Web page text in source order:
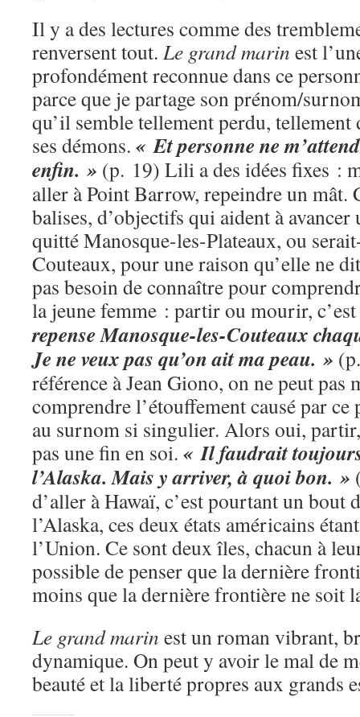
Il y a des lectures comme des
renversent tout. Le grand marin est
profondément reconnue dans ce
parce que je partage son prénom/
qu’il semble tellement perdu, tellement
ses démons. « Et personne ne
enfin. » (p. 19) Lili a des idées fixes :
aller à Point Barrow, repeindre un mât.
balises, d’objectifs qui aident à
quitté Manosque-les-Plateaux, ou
Couteaux, pour une raison qu’elle ne
pas besoin de connaître pour
la jeune femme : partir ou mourir,
repense Manosque-les-Couteaux
Je ne veux pas qu’on ait ma peau. »
référence à Jean Giono, on ne peut pas
comprendre l’étouffement causé par
au surnom si singulier. Alors oui,
pas une fin en soi. « Il faudrait
l’Alaska. Mais y arriver, à quoi bon. »
d’aller à Hawaï, c’est pourtant un bout
l’Alaska, ces deux états américains
l’Union. Ce sont deux îles, chacun à
possible de penser que la dernière
moins que la dernière frontière ne soit
Le grand marin est un roman vibrant,
dynamique. On peut y avoir le mal de
beauté et la liberté propres aux grands